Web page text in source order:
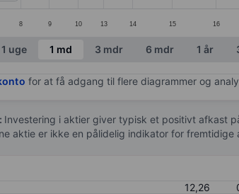
8 9 10 13 14 15 16
chart.
1 uge 1 md 3 mdr 6 mdr 1 år
for at få adgang til flere diagrammer og
Investering i aktier giver typisk et positivt afkast
aktie er ikke en pålidelig indikator for
12,26